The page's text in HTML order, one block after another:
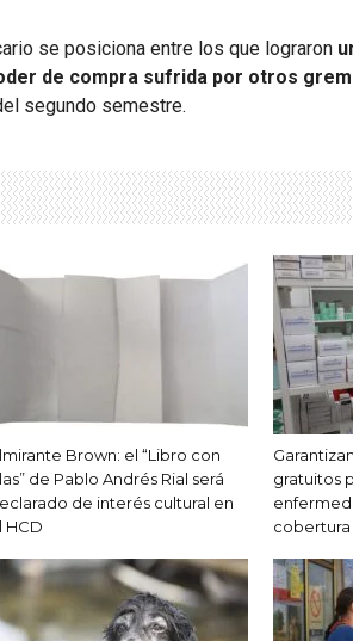
se posiciona entre los que lograron
de compra sufrida por otros
segundo semestre.
Brown: el “Libro con
de Pablo Andrés Rial será
de interés cultural en
HCD
gratuitos